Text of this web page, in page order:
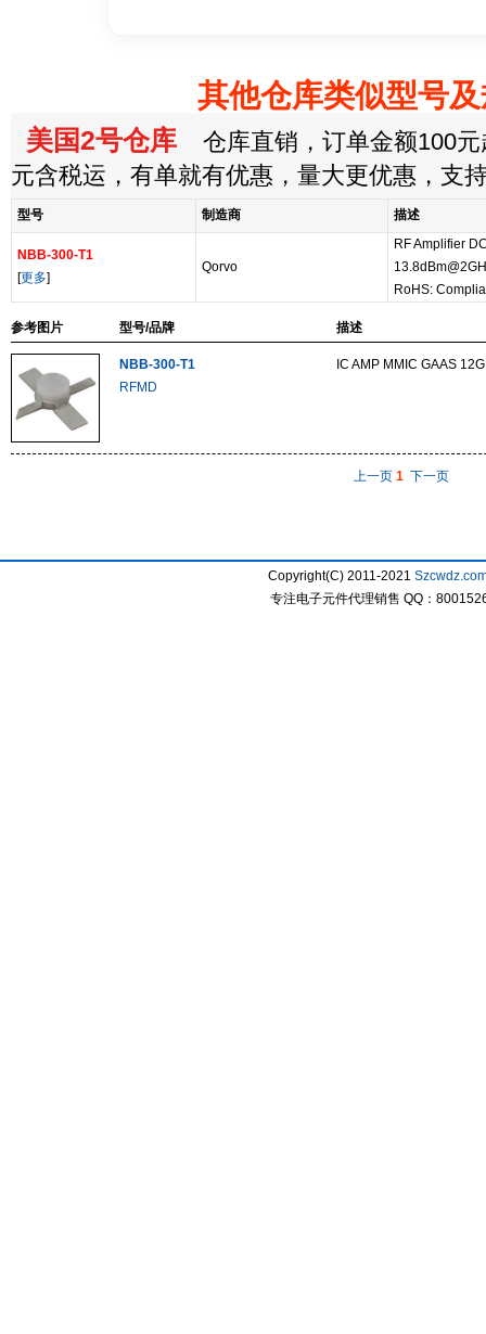
其他仓库类似型号
美国2号仓库 仓库直销，订单金额100元
元含税运，有单就有优惠，量大更优惠，支
型号 制造商 描述
NBB-300-T1
[更多]
Qorvo
RF Amplifier
RoHS:
参考图片 型号/品牌 描述
NBB-300-T1
RFMD
IC AMP MMIC GAAS
上一页 1 下一页
Copyright(C) 2011-2021
专注电子元件代理销售 QQ：